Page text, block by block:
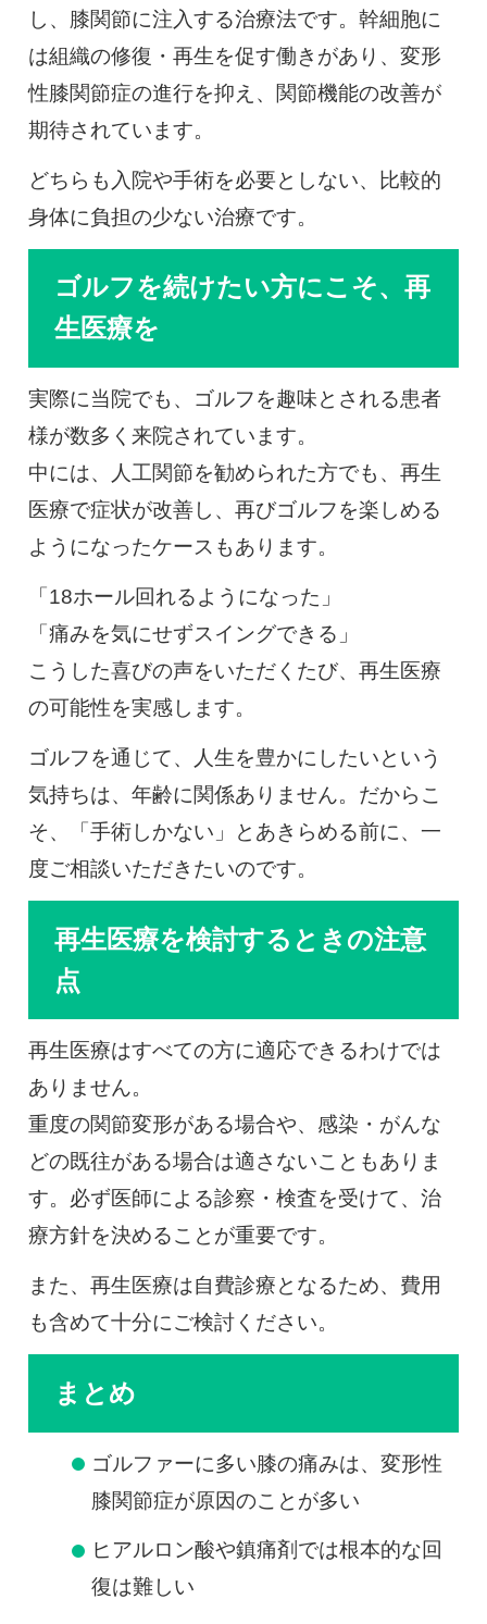
し、膝関節に注入する治療法です。幹細胞に
は組織の修復・再生を促す働きがあり、変形
性膝関節症の進行を抑え、関節機能の改善が
期待されています。
どちらも入院や手術を必要としない、比較的
身体に負担の少ない治療です。
ゴルフを続けたい方にこそ、再
生医療を
実際に当院でも、ゴルフを趣味とされる患者
様が数多く来院されています。
中には、人工関節を勧められた方でも、再生
医療で症状が改善し、再びゴルフを楽しめる
ようになったケースもあります。
「18ホール回れるようになった」
「痛みを気にせずスイングできる」
こうした喜びの声をいただくたび、再生医療
の可能性を実感します。
ゴルフを通じて、人生を豊かにしたいという
気持ちは、年齢に関係ありません。だからこ
そ、「手術しかない」とあきらめる前に、一
度ご相談いただきたいのです。
再生医療を検討するときの注意
点
再生医療はすべての方に適応できるわけでは
ありません。
重度の関節変形がある場合や、感染・がんな
どの既往がある場合は適さないこともありま
す。必ず医師による診察・検査を受けて、治
療方針を決めることが重要です。
また、再生医療は自費診療となるため、費用
も含めて十分にご検討ください。
まとめ
ゴルファーに多い膝の痛みは、変形性
膝関節症が原因のことが多い
ヒアルロン酸や鎮痛剤では根本的な回
復は難しい